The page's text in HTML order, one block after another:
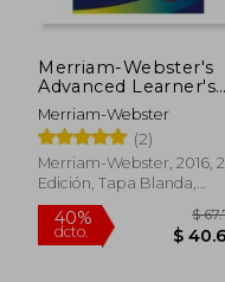
Merriam-Webster's
Advanced Learner's
English Dictionary,
new Edition, 2017
Copyright, (Trade
Paperback) (en
Inglés)
Merriam-Webster
(2)
Merriam-Webster, 2016, 2
Edición, Tapa Blanda,
Nuevo